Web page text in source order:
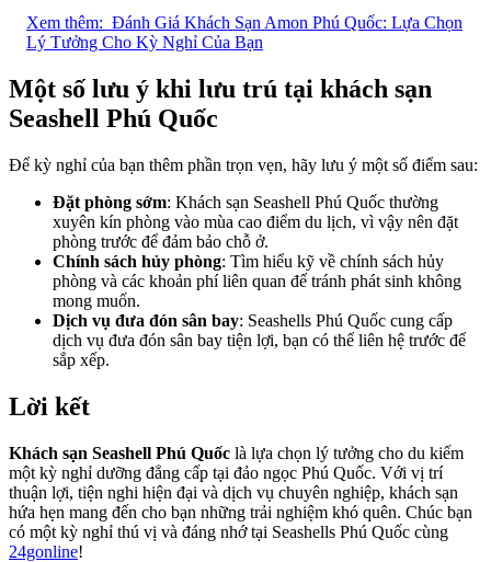
Xem thêm: Đánh Giá Khách Sạn Amon Phú Quốc: Lựa Chọn
Lý Tưởng Cho Kỳ Nghỉ Của Bạn
Một số lưu ý khi lưu trú tại khách sạn
Seashell Phú Quốc
Để kỳ nghỉ của bạn thêm phần trọn vẹn, hãy lưu ý một số điểm sau:
Đặt phòng sớm: Khách sạn Seashell Phú Quốc thường
xuyên kín phòng vào mùa cao điểm du lịch, vì vậy nên đặt
phòng trước để đảm bảo chỗ ở.
Chính sách hủy phòng: Tìm hiểu kỹ về chính sách hủy
phòng và các khoản phí liên quan để tránh phát sinh không
mong muốn.
Dịch vụ đưa đón sân bay: Seashells Phú Quốc cung cấp
dịch vụ đưa đón sân bay tiện lợi, bạn có thể liên hệ trước để
sắp xếp.
Lời kết
Khách sạn Seashell Phú Quốc là lựa chọn lý tưởng cho du kiếm
một kỳ nghỉ dưỡng đẳng cấp tại đảo ngọc Phú Quốc. Với vị trí
thuận lợi, tiện nghi hiện đại và dịch vụ chuyên nghiệp, khách sạn
hứa hẹn mang đến cho bạn những trải nghiệm khó quên. Chúc bạn
có một kỳ nghỉ thú vị và đáng nhớ tại Seashells Phú Quốc cùng
24gonline!